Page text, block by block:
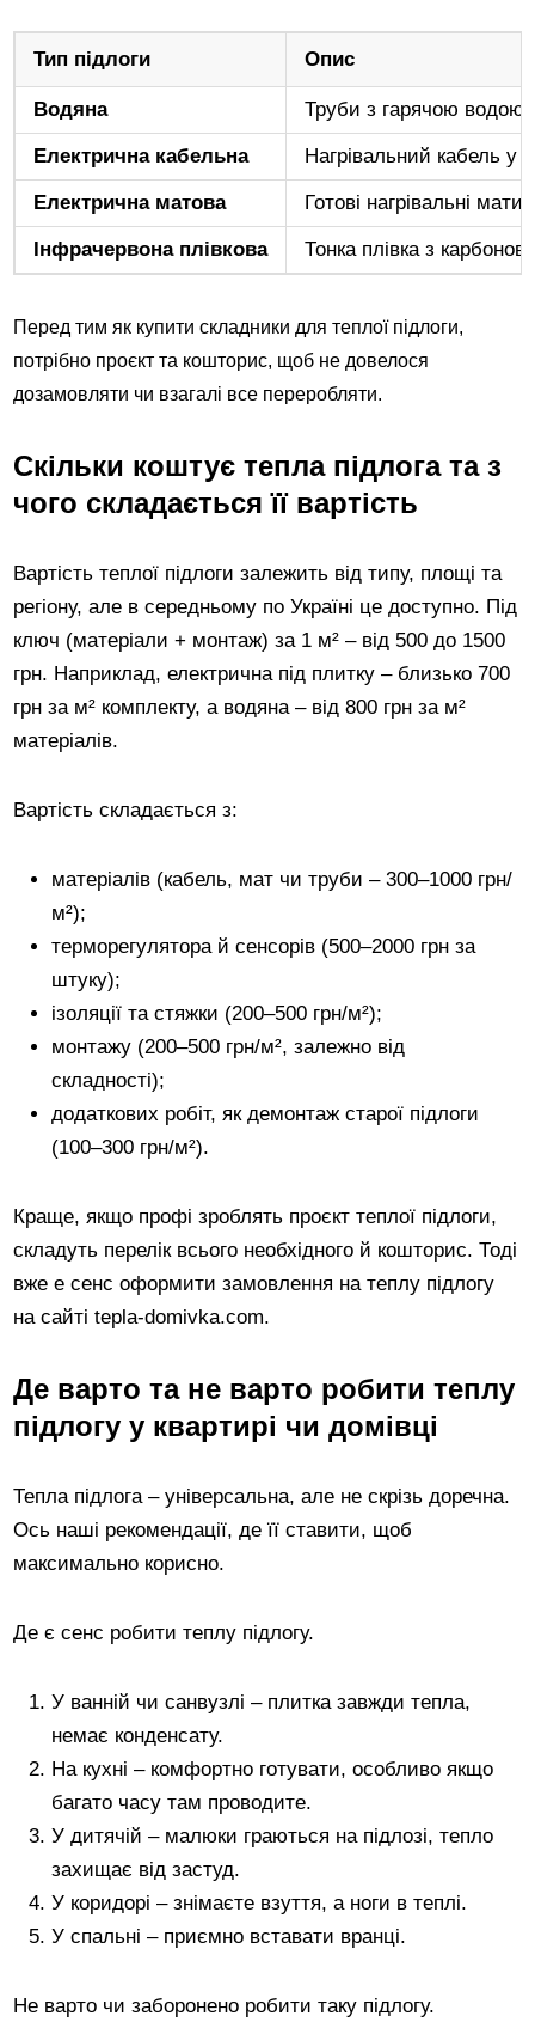
Тип підлоги Опис
Водяна Труби з гарячою водою
Електрична кабельна Нагрівальний кабель у
Електрична матова Готові нагрівальні
Інфрачервона плівкова Тонка плівка з
Перед тим як купити складники для теплої підлоги,
потрібно проєкт та кошторис, щоб не довелося
дозамовляти чи взагалі все переробляти.
Скільки коштує тепла підлога та з
чого складається її вартість
Вартість теплої підлоги залежить від типу, площі та
регіону, але в середньому по Україні це доступно. Під
ключ (матеріали + монтаж) за 1 м² – від 500 до 1500
грн. Наприклад, електрична під плитку – близько 700
грн за м² комплекту, а водяна – від 800 грн за м²
матеріалів.
Вартість складається з:
матеріалів (кабель, мат чи труби – 300–1000 грн/
м²);
терморегулятора й сенсорів (500–2000 грн за
штуку);
ізоляції та стяжки (200–500 грн/м²);
монтажу (200–500 грн/м², залежно від
складності);
додаткових робіт, як демонтаж старої підлоги
(100–300 грн/м²).
Краще, якщо профі зроблять проєкт теплої підлоги,
складуть перелік всього необхідного й кошторис. Тоді
вже е сенс оформити замовлення на теплу підлогу
на сайті tepla-domivka.com.
Де варто та не варто робити теплу
підлогу у квартирі чи домівці
Тепла підлога – універсальна, але не скрізь доречна.
Ось наші рекомендації, де її ставити, щоб
максимально корисно.
Де є сенс робити теплу підлогу.
У ванній чи санвузлі – плитка завжди тепла,
немає конденсату.
На кухні – комфортно готувати, особливо якщо
багато часу там проводите.
У дитячій – малюки граються на підлозі, тепло
захищає від застуд.
У коридорі – знімаєте взуття, а ноги в теплі.
У спальні – приємно вставати вранці.
Не варто чи заборонено робити таку підлогу.